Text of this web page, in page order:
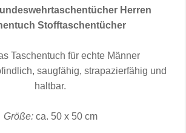
Herren
Stofftaschentücher
Taschentuch für echte Männer
saugfähig, strapazierfähig und
haltbar.
Größe:ca. 50 x 50 cm